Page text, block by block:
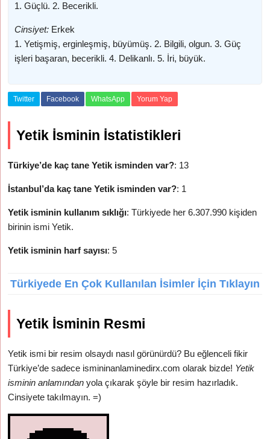
1. Güçlü. 2. Becerikli.
Cinsiyet: Erkek
1. Yetişmiş, erginleşmiş, büyümüş. 2. Bilgili, olgun. 3. Güç
işleri başaran, becerikli. 4. Delikanlı. 5. İri, büyük.
Twitter Facebook WhatsApp Yorum Yap
Yetik İsminin İstatistikleri
Türkiye’de kaç tane Yetik isminden var?: 13
İstanbul’da kaç tane Yetik isminden var?: 1
Yetik isminin kullanım sıklığı: Türkiyede her 6.307.990 kişiden
birinin ismi Yetik.
Yetik isminin harf sayısı: 5
Türkiyede En Çok Kullanılan İsimler İçin Tıklayın
Yetik İsminin Resmi
Yetik ismi bir resim olsaydı nasıl görünürdü? Bu eğlenceli fikir
Türkiye’de sadece ismininanlaminedirx.com olarak bizde! Yetik
isminin anlamından yola çıkarak şöyle bir resim hazırladık.
Cinsiyete takılmayın. =)